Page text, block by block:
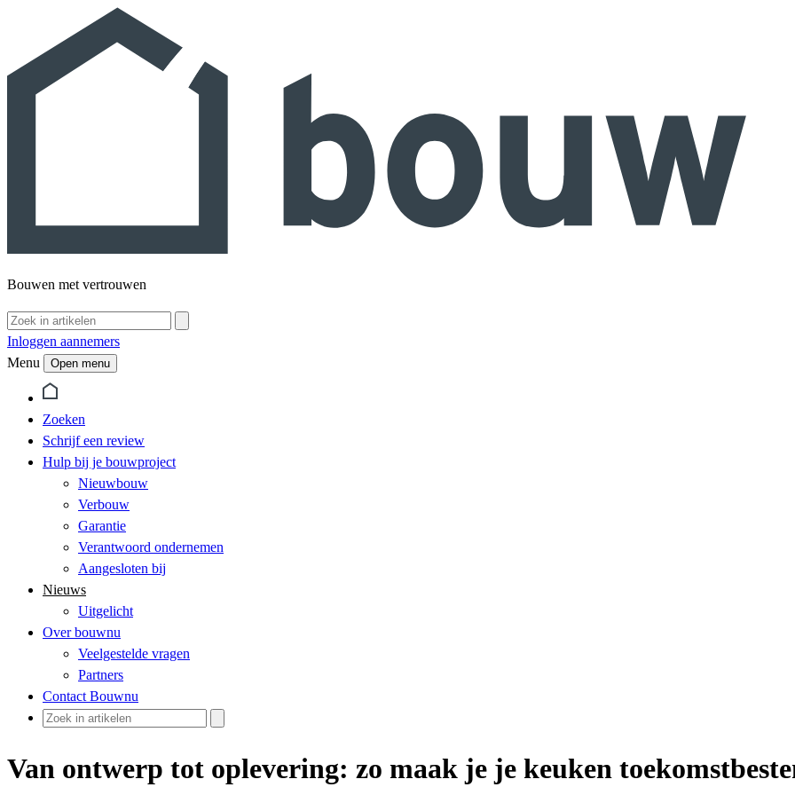
Bouwen met vertrouwen
Inloggen aannemers
Menu
Open menu
Zoeken
Schrijf een review
Hulp bij je bouwproject
Nieuwbouw
Verbouw
Garantie
Verantwoord ondernemen
Aangesloten bij
Nieuws
Uitgelicht
Over bouwnu
Veelgestelde vragen
Partners
Contact Bouwnu
Van ontwerp tot oplevering: zo maak je je keuken